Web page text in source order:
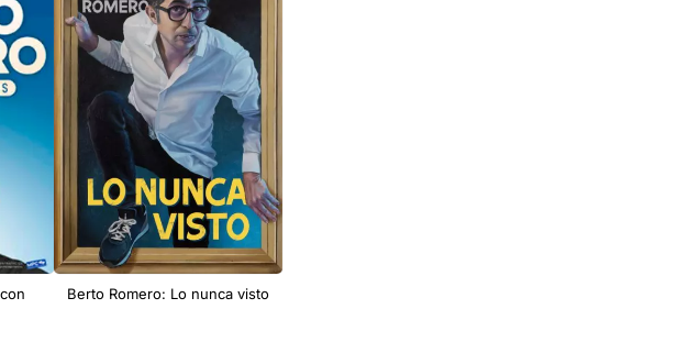
Berto Romero: Lo nunca visto